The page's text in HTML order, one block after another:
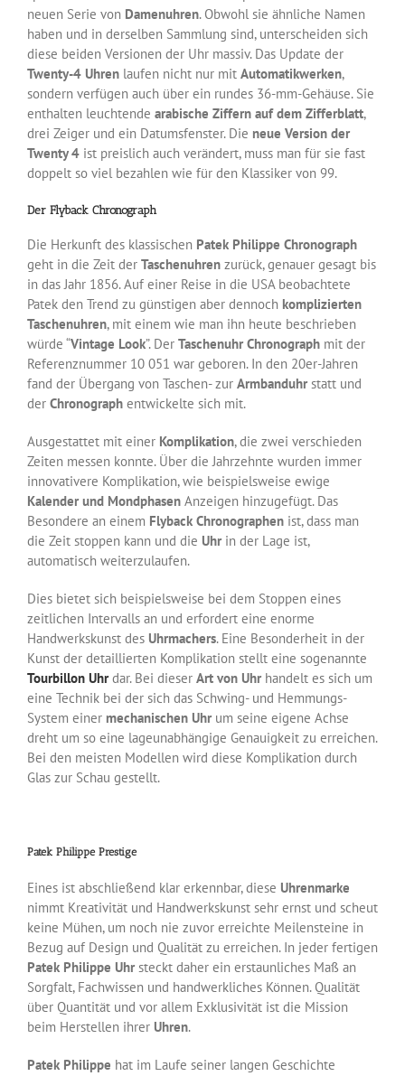
neuen Serie von Damenuhren. Obwohl sie ähnliche Namen
haben und in derselben Sammlung sind, unterscheiden sich
diese beiden Versionen der Uhr massiv. Das Update der
Twenty-4 Uhrenlaufen nicht nur mit Automatikwerken,
sondern verfügen auch über ein rundes 36-mm-Gehäuse. Sie
enthalten leuchtende arabische Ziffern auf dem Zifferblatt,
drei Zeiger und ein Datumsfenster. Die neue Version der
Twenty 4ist preislich auch verändert, muss man für sie fast
doppelt so viel bezahlen wie für den Klassiker von 99.
Der Flyback Chronograph
Die Herkunft des klassischen Patek Philippe Chronograph
geht in die Zeit der Taschenuhrenzurück, genauer gesagt bis
in das Jahr 1856. Auf einer Reise in die USA beobachtete
Patek den Trend zu günstigen aber dennoch komplizierten
Taschenuhren, mit einem wie man ihn heute beschrieben
würde “Vintage Look”. Der Taschenuhr Chronographmit der
Referenznummer 10 051 war geboren. In den 20er-Jahren
fand der Übergang von Taschen- zur Armbanduhrstatt und
der Chronographentwickelte sich mit.
Ausgestattet mit einer Komplikation, die zwei verschieden
Zeiten messen konnte. Über die Jahrzehnte wurden immer
innovativere Komplikation, wie beispielsweise ewige
Kalender und MondphasenAnzeigen hinzugefügt. Das
Besondere an einem Flyback Chronographenist, dass man
die Zeit stoppen kann und die Uhrin der Lage ist,
automatisch weiterzulaufen.
Dies bietet sich beispielsweise bei dem Stoppen eines
zeitlichen Intervalls an und erfordert eine enorme
Handwerkskunst des Uhrmachers. Eine Besonderheit in der
Kunst der detaillierten Komplikation stellt eine sogenannte
Tourbillon Uhrdar. Bei dieser Art von Uhrhandelt es sich um
eine Technik bei der sich das Schwing- und Hemmungs-
System einer mechanischen Uhrum seine eigene Achse
dreht um so eine lageunabhängige Genauigkeit zu erreichen.
Bei den meisten Modellen wird diese Komplikation durch
Glas zur Schau gestellt.
Patek Philippe Prestige
Eines ist abschließend klar erkennbar, diese Uhrenmarke
nimmt Kreativität und Handwerkskunst sehr ernst und scheut
keine Mühen, um noch nie zuvor erreichte Meilensteine in
Bezug auf Design und Qualität zu erreichen. In jeder fertigen
Patek Philippe Uhrsteckt daher ein erstaunliches Maß an
Sorgfalt, Fachwissen und handwerkliches Können. Qualität
über Quantität und vor allem Exklusivität ist die Mission
beim Herstellen ihrer Uhren.
Patek Philippe hat im Laufe seiner langen Geschichte